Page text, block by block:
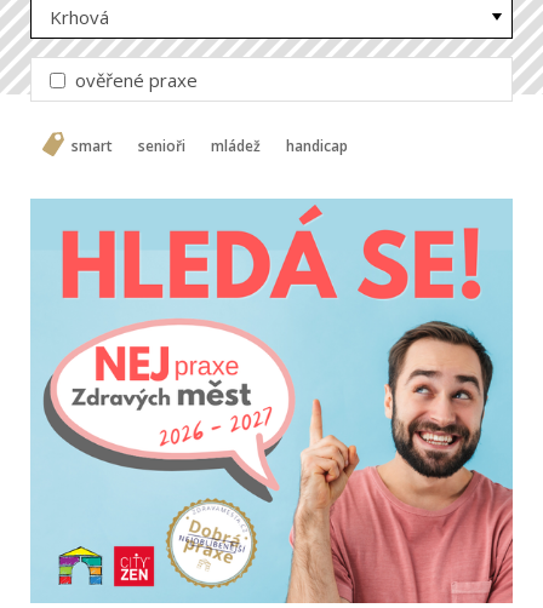
Krhová
ověřené praxe
smart senioři mládež handicap